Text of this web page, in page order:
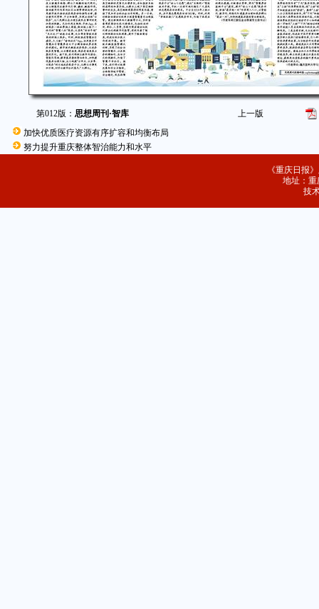
第012版：思想周刊·智库
上一版
加快优质医疗资源有序扩容和均衡布局
努力提升重庆整体智治能力和水平
《重庆日报
地址：重
技